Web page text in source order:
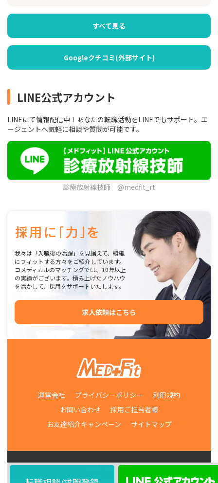
すべて見る
Googleクチコミ(外部サイト)
LINE公式アカウント
LINEにて情報配信中！あなたの転職活動をLINEでもサポート。エ
ージェントへ気軽に相談や質問が可能です。
診療放射線技師 @medfit_rt
我々は「入職後の活躍」を見据えて、組織
にフィットする方々をご紹介しています。
コメディカルのマッチングでは、10年以上
の実績がございます。積み上げたノウハウ
を活かして、採用をサポートいたします。
求人依頼はこちら
運営会社 プライバシーポリシー
利用規約
お問い合わせ
採用ご担当者様
お友達紹介キャンペーン
サイトマップ
© 2011-2026 medfit